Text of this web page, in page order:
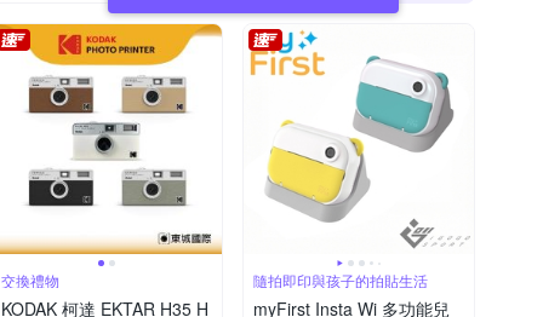
交換禮物
KODAK 柯達 EKTAR H35 H
隨拍即印與孩子的拍貼生活
myFirst Insta Wi 多功能兒